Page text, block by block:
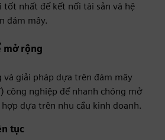
tốt nhất để kết nối tài sản và hệ
đám mây.
mở rộng
và giải pháp dựa trên đám mây
công nghiệp để nhanh chóng mở
dựa trên nhu cầu kinh doanh.
tục